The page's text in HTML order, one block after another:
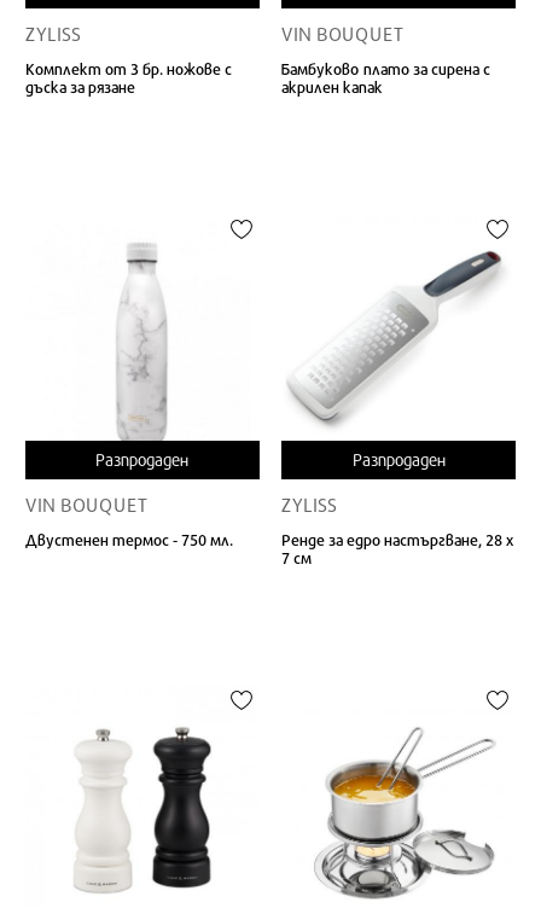
ZYLISS
Комплект от 3 бр. ножове с
дъска за рязане
VIN BOUQUET
Бамбуковo плато за сирена с
акрилен капак
Разпродаден
VIN BOUQUET
Двустенен термос - 750 мл.
Разпродаден
ZYLISS
Ренде за едро настъргване, 28 х
7 см